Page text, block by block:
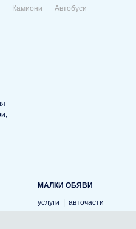
Камиони Автобуси
МАЛКИ ОБЯВИ
услуги
авточасти